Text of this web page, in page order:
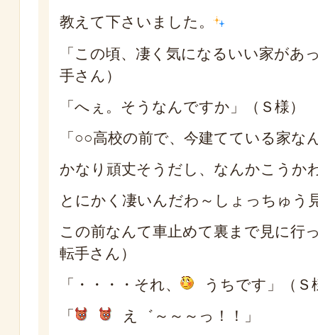
教えて下さいました。
「この頃、凄く気になるいい家があ
手さん）
「へぇ。そうなんですか」（Ｓ様）
「○○高校の前で、今建てている家な
かなり頑丈そうだし、なんかこうか
とにかく凄いんだわ～しょっちゅう
この前なんて車止めて裏まで見に行
転手さん）
「・・・・それ、
うちです」（Ｓ
「
え゛～～～っ！！」